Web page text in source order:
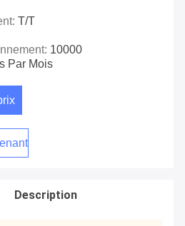
T/T
10000
Par Mois
Description